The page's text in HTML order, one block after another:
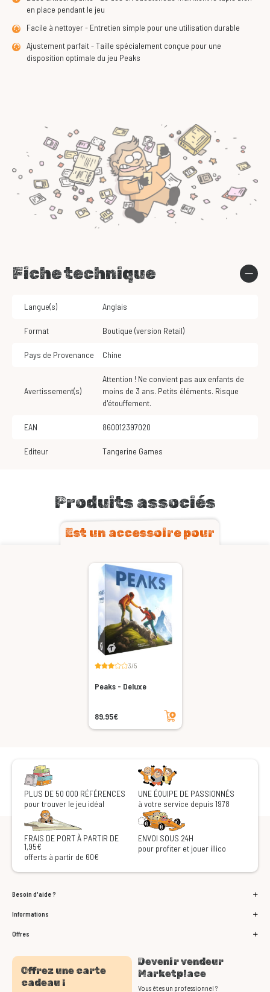
en place pendant le jeu
Facile à nettoyer - Entretien simple pour une utilisation durable
Ajustement parfait - Taille spécialement conçue pour une
disposition optimale du jeu Peaks
Fiche technique
Langue(s) Anglais
Format Boutique (version Retail)
Pays de Provenance Chine
Avertissement(s)
Attention ! Ne convient pas aux enfants de
moins de 3 ans. Petits éléments. Risque
d'étouffement.
EAN 860012397020
Editeur Tangerine Games
Produits associés
Est un accessoire pour
3/5
Peaks - Deluxe
89,95€
Ajouter au panier
PLUS DE 50 000 RÉFÉRENCES
pour trouver le jeu idéal
UNE ÉQUIPE DE PASSIONNÉS
à votre service depuis 1978
FRAIS DE PORT À PARTIR DE
1,95€
offerts à partir de 60€
ENVOI SOUS 24H
pour profiter et jouer illico
Besoin d'aide ?
Informations
Offres
Offrez une carte
cadeau !
Devenir vendeur
Marketplace
Vous êtes un professionnel ?